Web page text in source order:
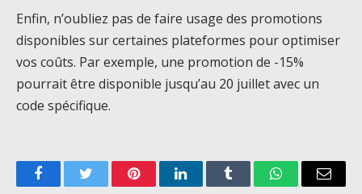
Enfin, n’oubliez pas de faire usage des promotions
disponibles sur certaines plateformes pour optimiser
vos coûts. Par exemple, une promotion de -15%
pourrait être disponible jusqu’au 20 juillet avec un
code spécifique.
FacebookTwitter PinterestLinkedInTumblr WhatsAppEmail